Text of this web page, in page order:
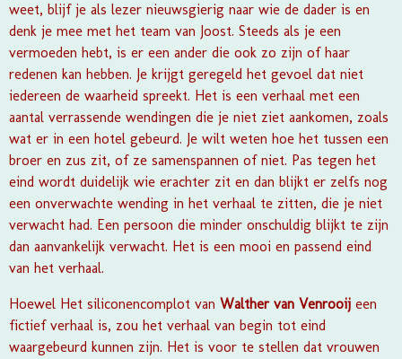
weet, blijf je als lezer nieuwsgierig naar wie de dader is en
denk je mee met het team van Joost. Steeds als je een
vermoeden hebt, is er een ander die ook zo zijn of haar
redenen kan hebben. Je krijgt geregeld het gevoel dat niet
iedereen de waarheid spreekt. Het is een verhaal met een
aantal verrassende wendingen die je niet ziet aankomen, zoals
wat er in een hotel gebeurd. Je wilt weten hoe het tussen een
broer en zus zit, of ze samenspannen of niet. Pas tegen het
eind wordt duidelijk wie erachter zit en dan blijkt er zelfs nog
een onverwachte wending in het verhaal te zitten, die je niet
verwacht had. Een persoon die minder onschuldig blijkt te zijn
dan aanvankelijk verwacht. Het is een mooi en passend eind
van het verhaal.
Hoewel Het siliconencomplot van Walther van Venrooij een
fictief verhaal is, zou het verhaal van begin tot eind
waargebeurd kunnen zijn. Het is voor te stellen dat vrouwen